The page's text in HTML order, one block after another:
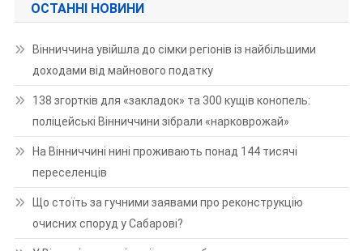
ОСТАННІ НОВИНИ
Вінниччина увійшла до сімки регіонів із найбільшими
доходами від майнового податку
138 згортків для «закладок» та 300 кущів конопель:
поліцейські Вінниччини зібрали «нарковрожай»
На Вінниччині нині проживають понад 144 тисячі
переселенців
Що стоїть за гучними заявами про реконструкцію
очисних споруд у Сабарові?